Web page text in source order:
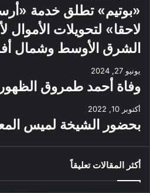
«بوتيم» تطلق خدمة
لاحقا» لتحويلات
الشرق الأوسط وشمال
يونيو 27, 2024
وفاة أحمد طمروق
أكتوبر 10, 2022
بحضور الشيخة لميس
أكثر المقالات تعليقاً